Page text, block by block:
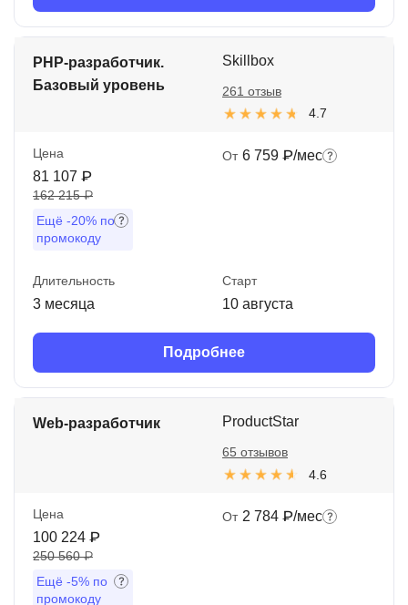
PHP-разработчик.
Базовый уровень
Skillbox
4.7
261 отзыв
Цена
81 107 ₽
162 215 ₽
Ещё -20% по
промокоду
От 6 759 ₽/мес
Длительность
3 месяца
Старт
10 августа
Подробнее
Web-разработчик ProductStar
4.6
65 отзывов
Цена
100 224 ₽
250 560 ₽
Ещё -5% по
промокоду
От 2 784 ₽/мес